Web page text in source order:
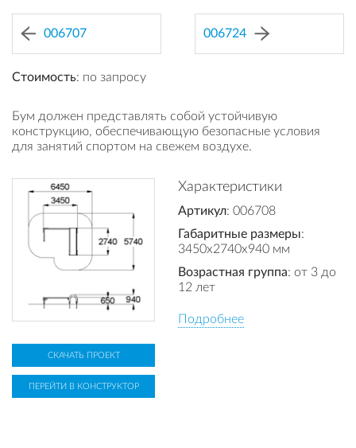
006707 006724
Стоимость: по запросу
Бум должен представлять собой устойчивую
конструкцию, обеспечивающую безопасные условия
для занятий спортом на свежем воздухе.
Характеристики
Артикул: 006708
Габаритные размеры:
3450x2740x940 мм
Возрастная группа: от 3 до
12 лет
Подробнее
СКАЧАТЬ ПРОЕКТ
ПЕРЕЙТИ В КОНСТРУКТОР